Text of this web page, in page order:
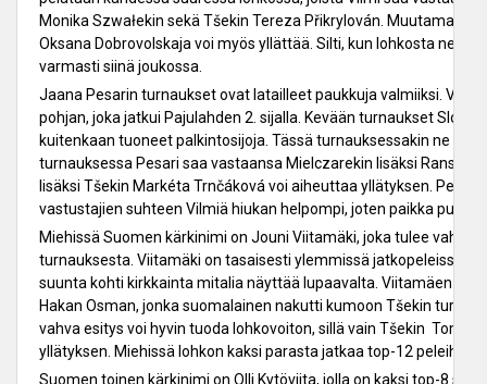
Monika Szwałekin sekä Tšekin Tereza Přikrylován. Muutaman
Oksana Dobrovolskaja voi myös yllättää. Silti, kun lohkosta neljä
varmasti siinä joukossa.
Jaana Pesarin turnaukset ovat latailleet paukkuja valmiiksi.
pohjan, joka jatkui Pajulahden 2. sijalla. Kevään turnaukset
kuitenkaan tuoneet palkintosijoja. Tässä turnauksessakin ne
turnauksessa Pesari saa vastaansa Mielczarekin lisäksi Ranskan
lisäksi Tšekin Markéta Trnčáková voi aiheuttaa yllätyksen.
vastustajien suhteen Vilmiä hiukan helpompi, joten paikka
Miehissä Suomen kärkinimi on Jouni Viitamäki, joka tulee
turnauksesta. Viitamäki on tasaisesti ylemmissä jatkopeleissä ja
suunta kohti kirkkainta mitalia näyttää lupaavalta. Viitamäen
Hakan Osman, jonka suomalainen nakutti kumoon Tšekin
vahva esitys voi hyvin tuoda lohkovoiton, sillä vain Tšekin Tomáš
yllätyksen. Miehissä lohkon kaksi parasta jatkaa top-12 peleihin.
Suomen toinen kärkinimi on Olli Kytöviita, jolla on kaksi top-8